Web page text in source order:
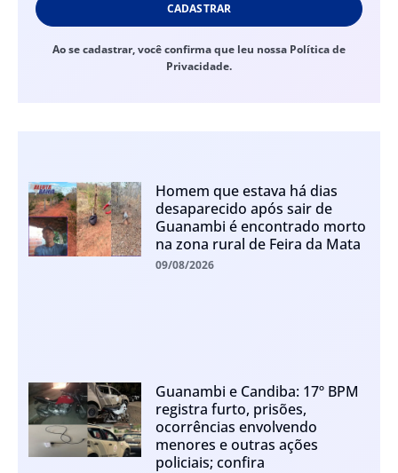
CADASTRAR
Ao se cadastrar, você confirma que leu nossa Política de
Privacidade.
Homem que estava há dias
desaparecido após sair de
Guanambi é encontrado morto
na zona rural de Feira da Mata
09/08/2026
Guanambi e Candiba: 17º BPM
registra furto, prisões,
ocorrências envolvendo
menores e outras ações
policiais; confira